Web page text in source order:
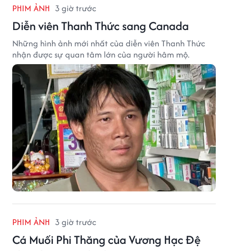
PHIM ẢNH 3 giờ trước
Diễn viên Thanh Thức sang Canada
Những hình ảnh mới nhất của diễn viên Thanh Thức
nhận được sự quan tâm lớn của người hâm mộ.
PHIM ẢNH 3 giờ trước
Cá Muối Phi Thăng của Vương Hạc Đệ